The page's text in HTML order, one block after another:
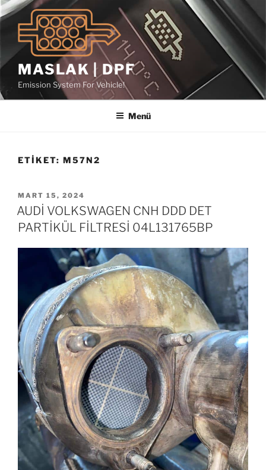
İçeriğe
geç
MASLAK | DPF
Emission System For Vehicle!
Menü
ETIKET: M57N2
YAYIM
TARIHI
MART 15, 2024
AUDİ VOLKSWAGEN CNH DDD DET
PARTİKÜL FİLTRESİ 04L131765BP